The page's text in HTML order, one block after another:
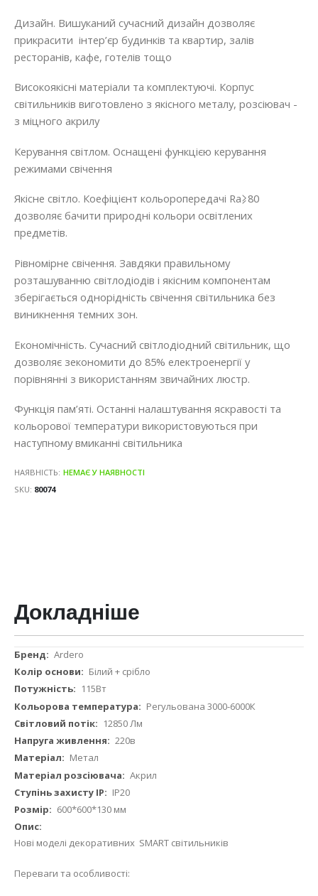
Дизайн. Вишуканий сучасний дизайн дозволяє
прикрасити інтер’єр будинків та квартир, залів
ресторанів, кафе, готелів тощо
Високоякісні матеріали та комплектуючі. Корпус
світильників виготовлено з якісного металу, розсіювач -
з міцного акрилу
Керування світлом. Оснащені функцією керування
режимами свічення
Якісне світло. Коефіцієнт кольоропередачі Ra⩾80
дозволяє бачити природні кольори освітлених
предметів.
Рівномірне свічення. Завдяки правильному
розташуванню світлодіодів і якісним компонентам
зберігається однорідність свічення світильника без
виникнення темних зон.
Економічність. Сучасний світлодіодний світильник, що
дозволяє зекономити до 85% електроенергії у
порівнянні з використанням звичайних люстр.
Функція пам’яті. Останні налаштування яскравості та
кольорової температури використовуються при
наступному вмиканні світильника
НАЯВНІСТЬ: НЕМАЄ У НАЯВНОСТІ
SKU 80074
Докладніше
ДокладнішеArdero
Білий + срібло
115Вт
Регульована 3000-6000К
12850 Лм
220в
Метал
Акрил
IP20
600*600*130 мм
Нові моделі декоративних SMART світильників
Переваги та особливості: